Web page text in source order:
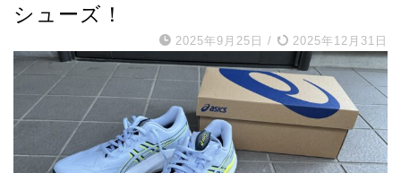
シューズ！
2025年9月25日 / 2025年12月31日